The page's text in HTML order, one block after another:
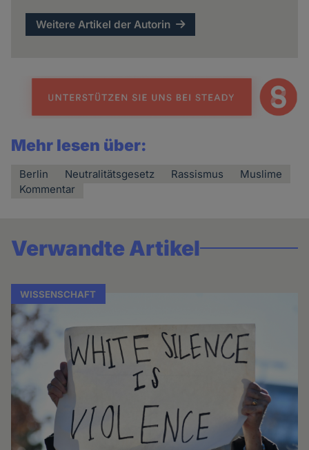
Weitere Artikel der Autorin
Mehr lesen über:
Berlin Neutralitätsgesetz Rassismus
Muslime
Kommentar
Verwandte Artikel
WISSENSCHAFT